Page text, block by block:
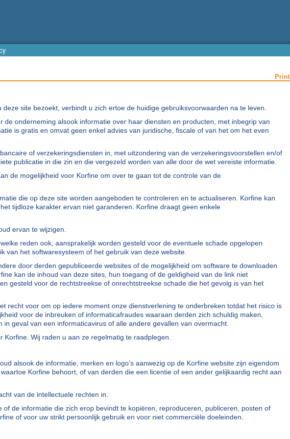
Print
site bezoekt, verbindt u zich ertoe de huidige gebruiksvoorwaarden na te leven.
onderneming alsook informatie over haar diensten en producten, met inbegrip van
is gratis en omvat geen enkel advies van juridische, fiscale of van het om het even
of verzekeringsdiensten in, met uitzondering van de verzekeringsvoorstellen en/of
publicatie in die zin en die vergezeld worden van alle door de wet vereiste informatie.
de mogelijkheid voor Korfine om over te gaan tot de controle van de
die op deze site worden aangeboden te controleren en te actualiseren. Korfine kan
tijdloze karakter ervan niet garanderen. Korfine draagt geen enkele
ervan te wijzigen.
reden ook, aansprakelijk worden gesteld voor de eventuele schade opgelopen
van het softwaresysteem of het gebruik van deze website.
door derden gepubliceerde websites of de mogelijkheid om software te downloaden
kan de inhoud van deze sites, hun toegang of de geldigheid van de link niet
gesteld voor de rechtstreekse of onrechtstreekse schade die het gevolg is van het
recht voor om op iedere moment onze dienstverlening te onderbreken totdat het risico is
voor de inbreuken of informaticafraudes waaraan derden zich schuldig maken,
geval van een informaticavirus of alle andere gevallen van overmacht.
Wij raden u aan ze regelmatig te raadplegen.
alsook de informatie, merken en logo’s aanwezig op de Korfine website zijn eigendom
Korfine behoort, of van derden die een licentie of een ander gelijkaardig recht aan
van de intellectuele rechten in.
de informatie die zich erop bevindt te kopiëren, reproduceren, publiceren, posten of
of voor uw strikt persoonlijk gebruik en voor niet commerciële doeleinden.